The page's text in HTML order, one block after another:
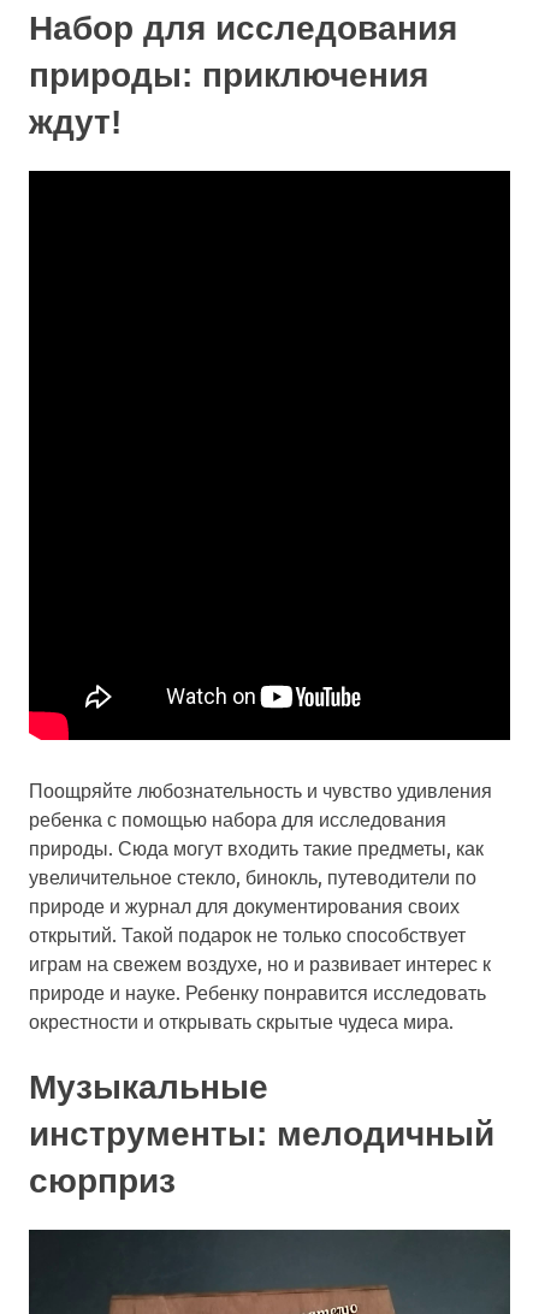
Набор для исследования
природы: приключения
ждут!
Поощряйте любознательность и чувство удивления
ребенка с помощью набора для исследования
природы. Сюда могут входить такие предметы, как
увеличительное стекло, бинокль, путеводители по
природе и журнал для документирования своих
открытий. Такой подарок не только способствует
играм на свежем воздухе, но и развивает интерес к
природе и науке. Ребенку понравится исследовать
окрестности и открывать скрытые чудеса мира.
Музыкальные
инструменты: мелодичный
сюрприз